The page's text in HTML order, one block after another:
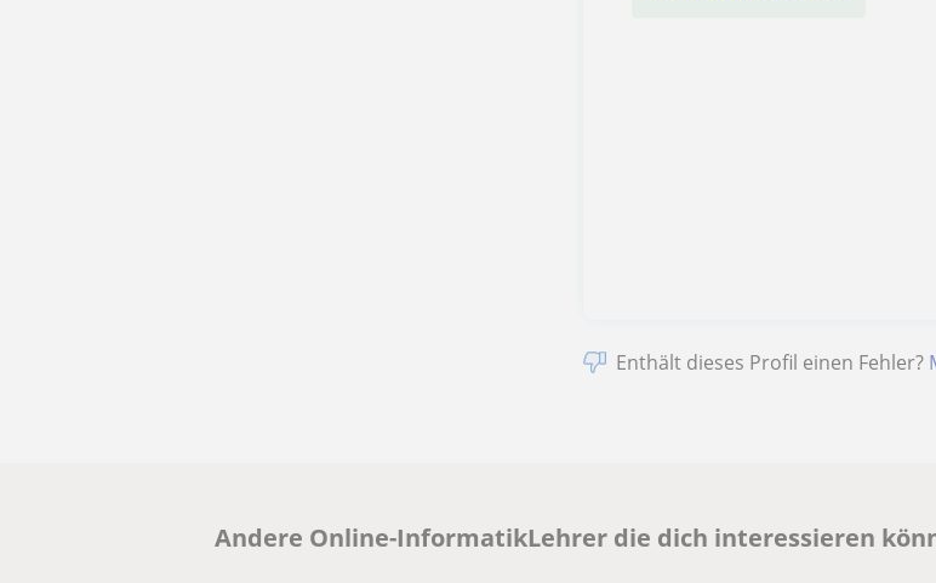
Enthält dieses Profil einen Fehler?
Andere Online-InformatikLehrer die dich interessieren